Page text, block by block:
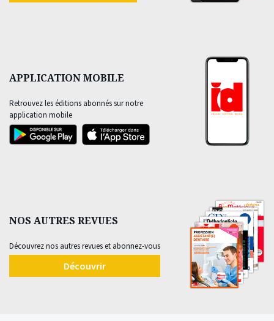
APPLICATION MOBILE
Retrouvez les éditions abonnés sur notre
application mobile
NOS AUTRES REVUES
Découvrez nos autres revues et abonnez-vous
Découvrir